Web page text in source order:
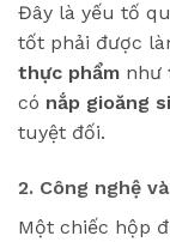
Đây là yếu tố
tốt phải được
thực phẩm như
có nắp gioăng
tuyệt đối.
2. Công nghệ
Một chiếc hộp